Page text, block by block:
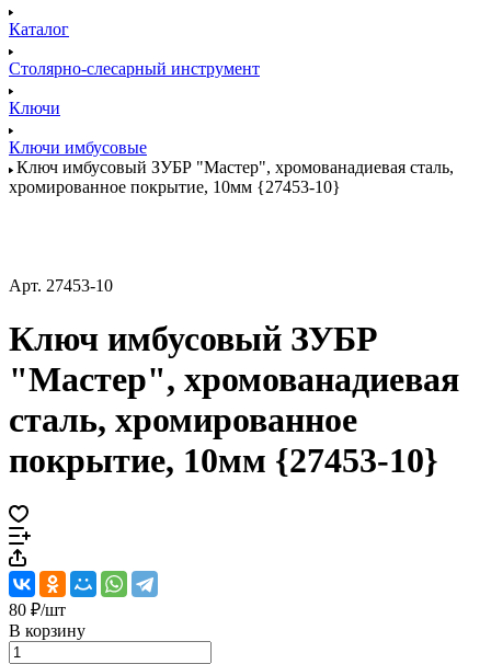
Каталог
Столярно-слесарный инструмент
Ключи
Ключи имбусовые
Ключ имбусовый ЗУБР "Мастер", хромованадиевая сталь,
хромированное покрытие, 10мм {27453-10}
Арт. 27453-10
Ключ имбусовый ЗУБР
"Мастер", хромованадиевая
сталь, хромированное
покрытие, 10мм {27453-10}
80 ₽/шт
В корзину